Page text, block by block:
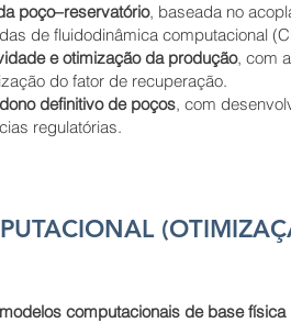
poço–reservatório, baseada no
de fluidodinâmica computacional
e otimização da produção, com
do fator de recuperação.
definitivo de poços, com
regulatórias.
modelos computacionais de base física